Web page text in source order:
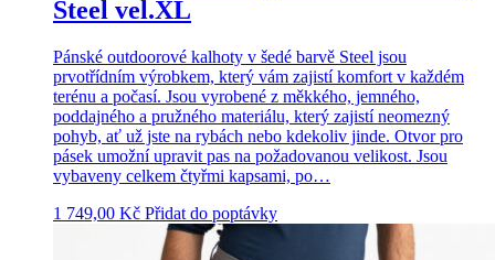
Steel vel.XL
Pánské outdoorové kalhoty v šedé barvě Steel jsou
prvotřídním výrobkem, který vám zajistí komfort v každém
terénu a počasí. Jsou vyrobené z měkkého, jemného,
poddajného a pružného materiálu, který zajistí neomezný
pohyb, ať už jste na rybách nebo kdekoliv jinde. Otvor pro
pásek umožní upravit pas na požadovanou velikost. Jsou
vybaveny celkem čtyřmi kapsami, po…
1 749,00 Kč Přidat do poptávky